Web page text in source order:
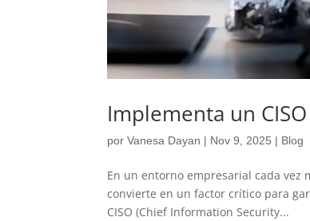
Implementa un
porVanesa Dayan | Nov 9, 2025 | Blog
En un entorno empresarial cada vez
convierte en un factor crítico para
CISO (Chief Information Security...